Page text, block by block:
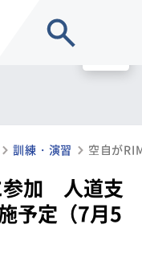
訓練・演習
参加 人道支
予定（7月5